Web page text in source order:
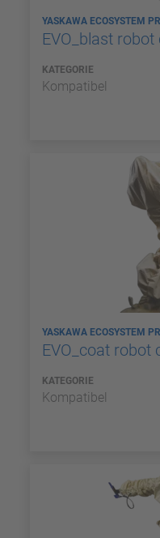
YASKAWA ECOSYSTEM
EVO_blast robot
KATEGORIE
Kompatibel
YASKAWA ECOSYSTEM
EVO_coat robot
KATEGORIE
Kompatibel